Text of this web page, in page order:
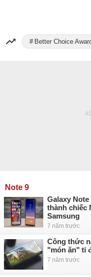
Better Choice
Note 9
Galaxy
thành chiếc
Samsung
7 năm trước
Công thức
"món ăn" tỉ
7 năm trước